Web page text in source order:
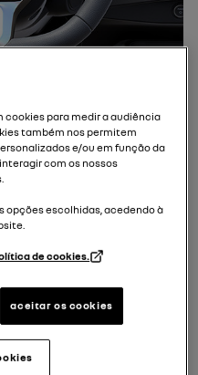
cookies para medir a audiência
também nos permitem
e/ou em função da
com os nossos
opções escolhidas, acedendo à
de cookies.
aceitar os cookies